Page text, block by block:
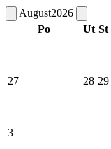
August2026
Po
Ut St
27 28 29
3